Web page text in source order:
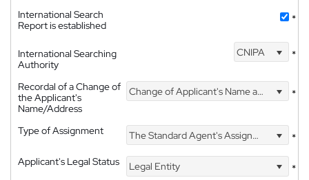
International Search
Report is established
*
International Searching
Authority
CNIPA *
Recordal of a Change of
the Applicant's
Name/Address
Change of Applicant's Name and Address *
Type of Assignment The Standard Agent's Assignment
*
Applicant's Legal Status
Legal Entity
*